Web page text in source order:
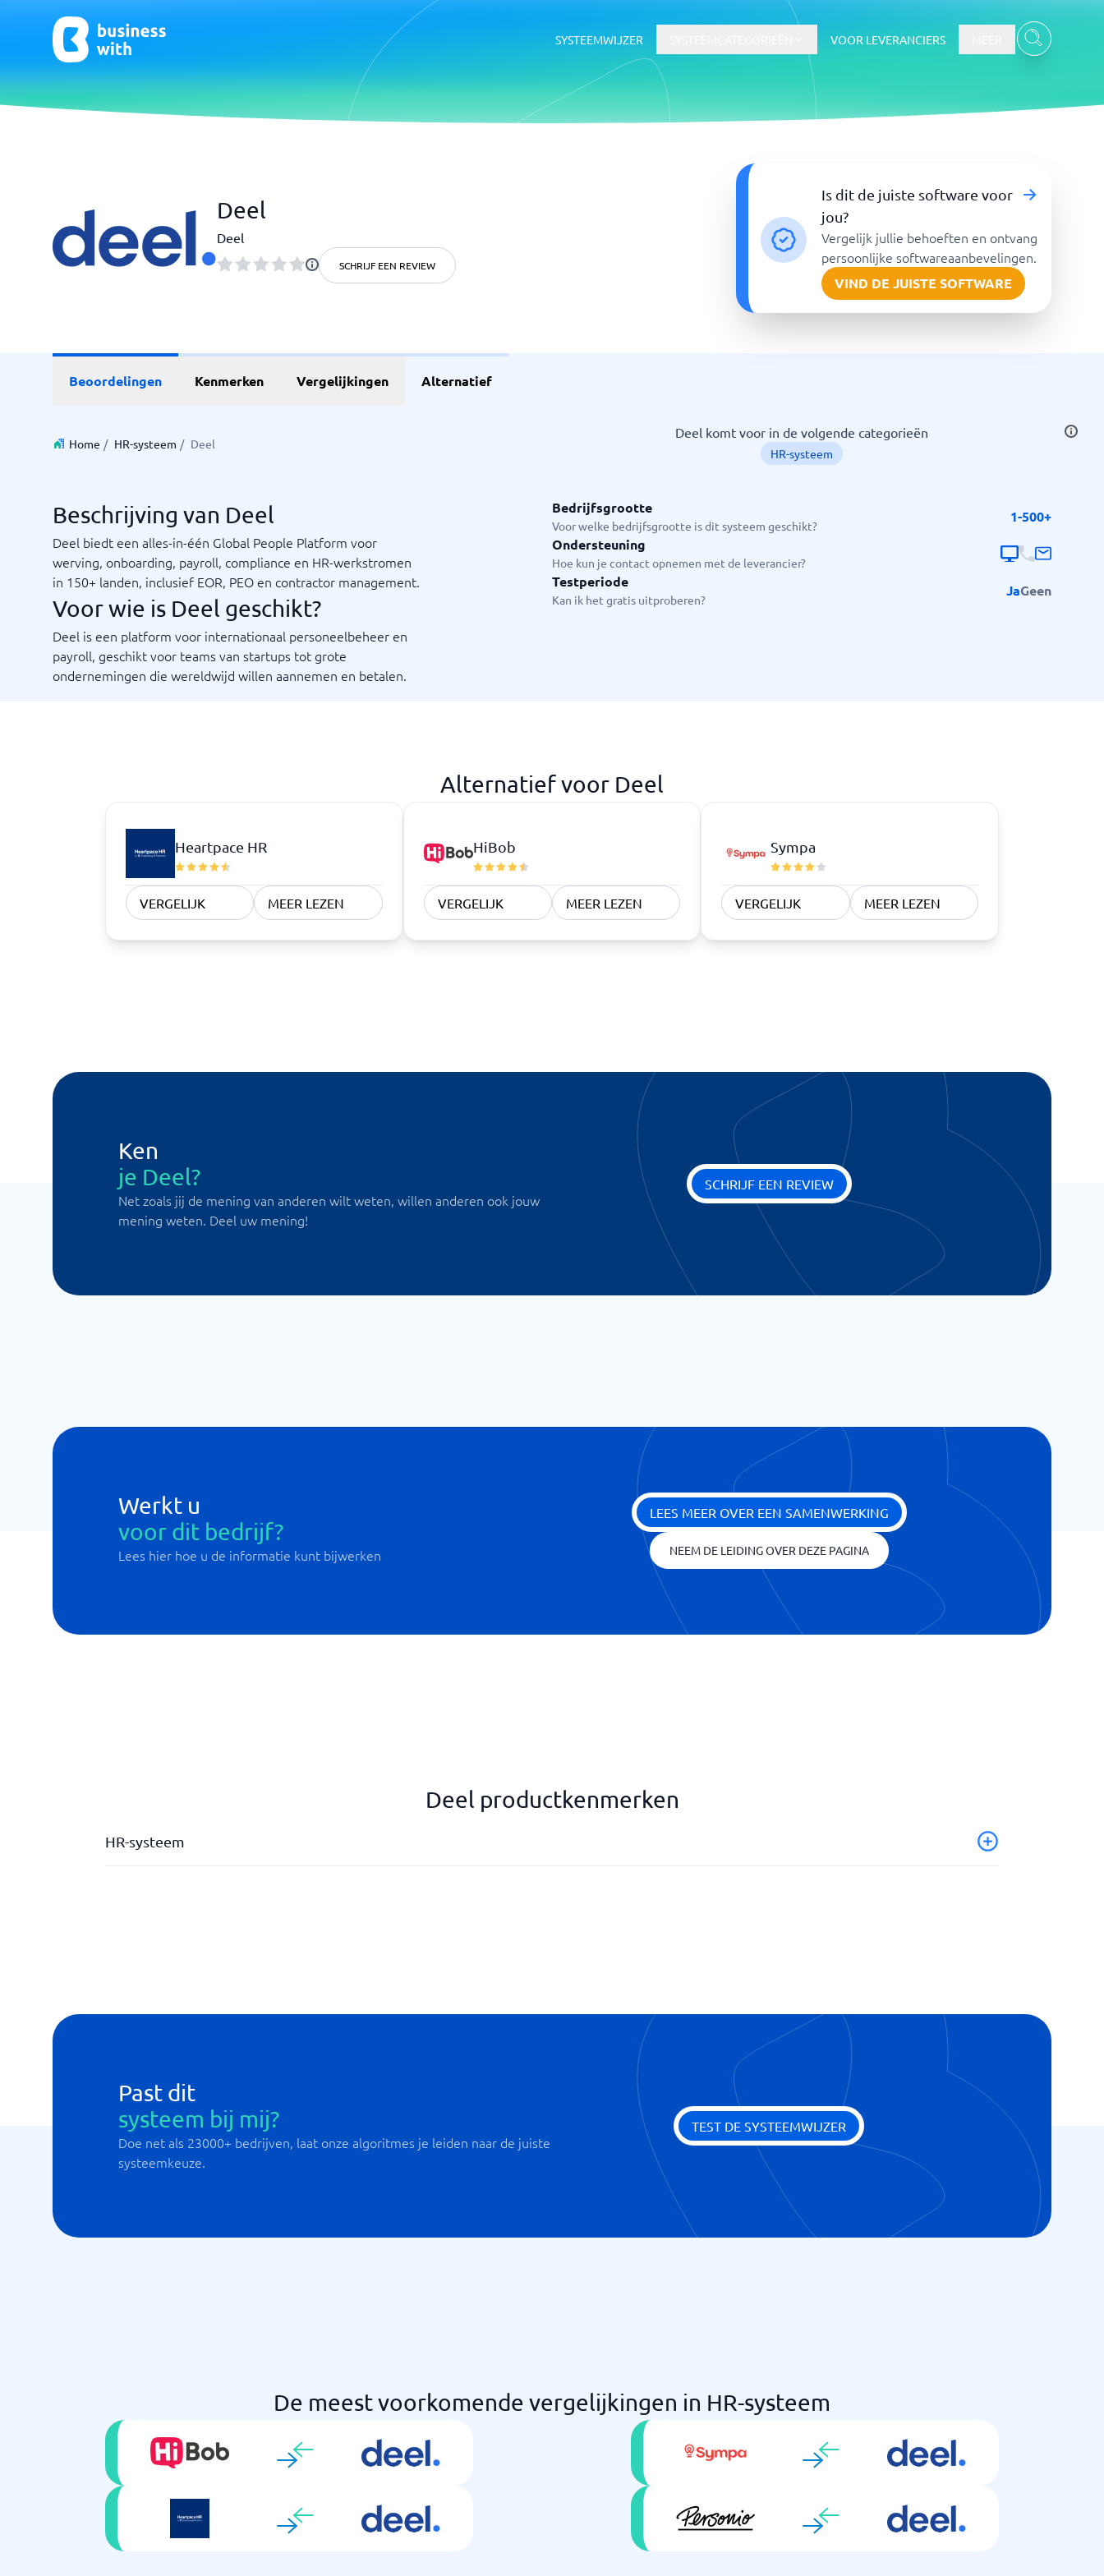
SYSTEEMWIJZER
CRM
ERP
Bekijk alle categorieën→
VOOR LEVERANCIERS
Deel
Deel
SCHRIJF EEN REVIEW
Is dit de juiste software voor
jou?
Vergelijk jullie behoeften en ontvang
persoonlijke softwareaanbevelingen.
VIND DE JUISTE SOFTWARE
Beoordelingen Kenmerken Vergelijkingen Alternatief
Home / HR-systeem / Deel
Deel komt voor in de volgende categorieën
HR-systeem
Beschrijving van Deel
Deel biedt een alles-in-één Global People Platform voor
werving, onboarding, payroll, compliance en HR-werkstromen
in 150+ landen, inclusief EOR, PEO en contractor management.
Voor wie is Deel geschikt?
Deel is een platform voor internationaal personeelbeheer en
payroll, geschikt voor teams van startups tot grote
ondernemingen die wereldwijd willen aannemen en betalen.
Bedrijfsgrootte
Voor welke bedrijfsgrootte is dit systeem geschikt?
1-500+
Ondersteuning
Hoe kun je contact opnemen met de leverancier?
Testperiode
Kan ik het gratis uitproberen?
JaGeen
Alternatief voor Deel
Heartpace HR
VERGELIJK MEER LEZEN
HiBob
VERGELIJK MEER LEZEN
Sympa
VERGELIJK MEER LEZEN
Ken
je Deel?
Net zoals jij de mening van anderen wilt weten, willen anderen ook jouw
mening weten. Deel uw mening!
SCHRIJF EEN REVIEW
Werkt u
voor dit bedrijf?
Lees hier hoe u de informatie kunt bijwerken
LEES MEER OVER EEN SAMENWERKING
NEEM DE LEIDING OVER DEZE PAGINA
Deel productkenmerken
HR-systeem
Heeft zijn eigen salarissysteem
Workflow automatiseren
Past dit
systeem bij mij?
Doe net als 23000+ bedrijven, laat onze algoritmes je leiden naar de juiste
systeemkeuze.
TEST DE SYSTEEMWIJZER
De meest voorkomende vergelijkingen in HR-systeem